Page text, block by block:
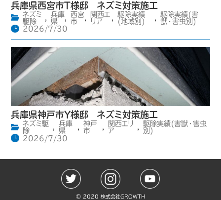
兵庫県西宮市T様邸 ネズミ対策施工
ネズミ
駆除
兵庫
県
,
西宮
市
関西エ
リア
駆除実績
(地域別)
駆除実績(害
獣・害虫別)
2026/7/30
兵庫県神戸市Y様邸 ネズミ対策施工
ネズミ駆
除
,
兵庫
県
,
神戸
市
,
関西エリ
ア
,
駆除実績(害獣・害虫
別)
2026/7/30
©️ 2020 株式会社GROWTH